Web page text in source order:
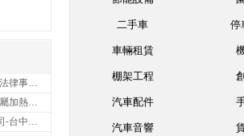
法律萬事通-陸懿聯合法律事務所
視野企業社-高週波金屬加熱設備,彰化高週波金屬加熱設備
鴻昇裝卸倉儲有限公司-台中貨櫃裝卸
二手車 停
車輛租賃
棚架工程
汽車配件
汽車音響